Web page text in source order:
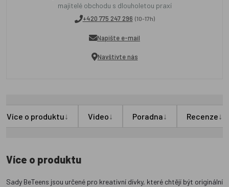
majitelé obchodu s dlouholetou praxí
+420 775 247 296 (10-17h)
Napište e-mail
Navštivte nás
Více o produktu↓ Video↓ Poradna↓ Recenze↓
Více o produktu
Sady BeTeens jsou určené pro kreativní dívky, které chtějí být originální